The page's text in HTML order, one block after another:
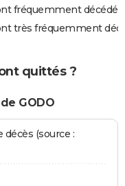
fréquemment décédés
très fréquemment
quittés ?
GODO
(source :